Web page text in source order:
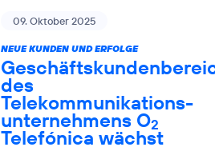
09. Oktober 2025
NEUE KUNDEN UND ERFOLGE
des
Telekommunikations­
unternehmens O2
Telefónica wächst